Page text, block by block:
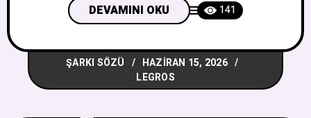
yaptım I’m goin to the sun Güneşe
gidiyorum I’m so bad in the dark
Karanlıkta çok kötüyüm Ah ah ah ah ah
Ah ah ah ah ah I’m movin
DEVAMINI OKU 141
ŞARKI SÖZÜ
HAZIRAN 15, 2026
LEGROS